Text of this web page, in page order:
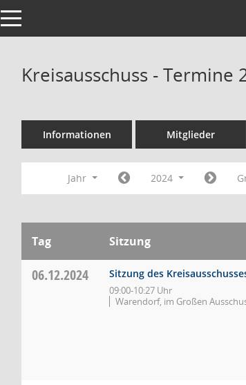
Toggle navigation
Kreisausschuss - Termine
Informationen Mitglieder
Jahr 2024
Tag Sitzung
06.12.2024 Sitzung des
09:00-10:27 Uhr
Warendorf, im Großen